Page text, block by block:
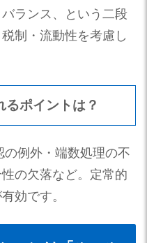
ランス、という二段
制・流動性を考慮し
るポイントは？
例外・端数処理の不
の欠落など。定常的
効です。